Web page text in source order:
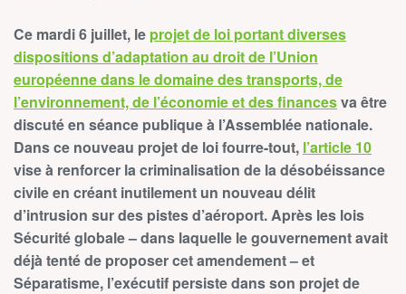
Ce mardi 6 juillet, le projet de loi portant diverses
dispositions d’adaptation au droit de l’Union
européenne dans le domaine des transports, de
l’environnement, de l’économie et des financesva être
discuté en séance publique à l’Assemblée nationale.
Dans ce nouveau projet de loi fourre-tout, l’article 10
vise à renforcer la criminalisation de la désobéissance
civile en créant inutilement un nouveau délit
d’intrusion sur des pistes d’aéroport. Après les lois
Sécurité globale – dans laquelle le gouvernement avait
déjà tenté de proposer cet amendement – et
Séparatisme, l’exécutif persiste dans son projet de